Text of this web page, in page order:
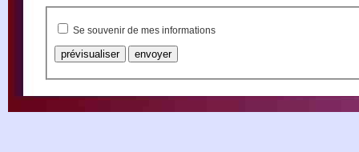
Se souvenir de mes informations